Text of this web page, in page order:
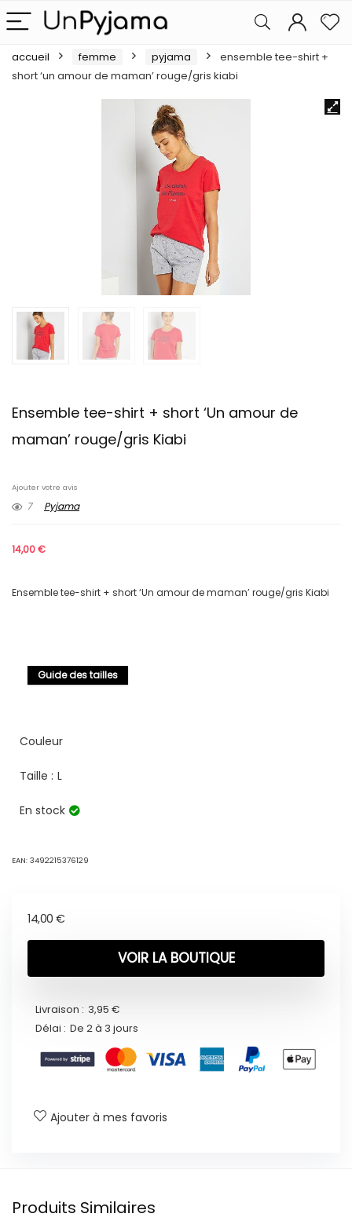
accueil femme pyjama
ensemble tee-shirt +
short ‘un amour de maman’ rouge/gris kiabi
Ensemble tee-shirt + short ‘Un amour de
maman’ rouge/gris Kiabi
Ajouter votre avis
7 Pyjama
14,00€
Ensemble tee-shirt + short ‘Un amour de maman’ rouge/gris Kiabi
Guide des tailles
Couleur
Taille : L
En stock
EAN: 3492215376129
14,00 €
VOIR LA BOUTIQUE
Livraison : 3,95 €
Délai : De 2 à 3 jours
Ajouter à mes favoris
Produits Similaires